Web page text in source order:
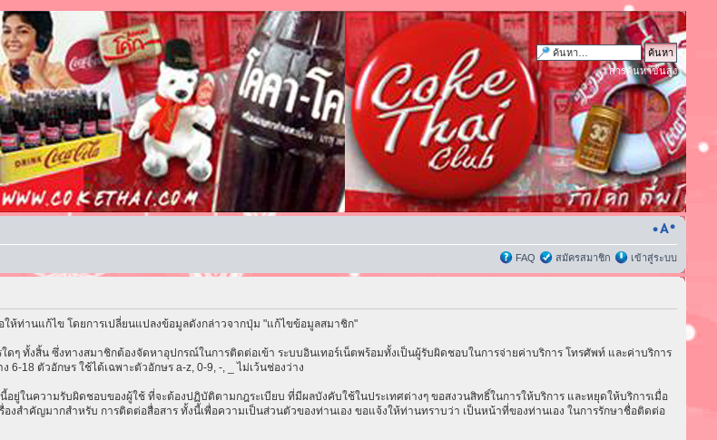
การค้นหาขั้นสูง
FAQ สมัครสมาชิก เข้าสู่ระบบ
ห้ท่านแก้ไข โดยการเปลี่ยนแปลงข้อมูลดังกล่าวจากปุ่ม "แก้ไขข้อมูลสมาชิก"
ๆ ทั้งสิ้น ซึ่งทางสมาชิกต้องจัดหาอุปกรณ์ในการติดต่อเข้า ระบบอินเทอร์เน็ตพร้อมทั้งเป็นผู้รับผิดชอบในการจ่ายค่าบริการ โทรศัพท์ และค่าบริการ
18 ตัวอักษร ใช้ได้เฉพาะตัวอักษร a-z, 0-9, -, _ ไม่เว้นช่องว่าง
ยู่ในความรับผิดชอบของผู้ใช้ ที่จะต้องปฏิบัติตามกฎระเบียบ ที่มีผลบังคับใช้ในประเทศต่างๆ ขอสงวนสิทธิ์ในการให้บริการ และหยุดให้บริการเมื่อ
สำคัญมากสำหรับ การติดต่อสื่อสาร ทั้งนี้เพื่อความเป็นส่วนตัวของท่านเอง ขอแจ้งให้ท่านทราบว่า เป็นหน้าที่ของท่านเอง ในการรักษาชื่อติดต่อ